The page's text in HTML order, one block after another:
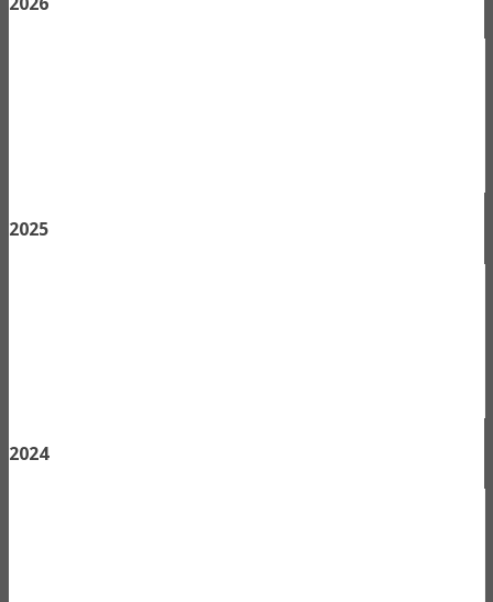
2025
2024